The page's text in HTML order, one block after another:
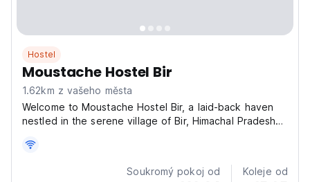
Hostel
Moustache Hostel Bir
1.62km z vašeho města
Welcome to Moustache Hostel Bir, a laid-back haven
nestled in the serene village of Bir, Himachal Pradesh
paragliding site. With earthy, bohemian-inspired
architecture, calming vibes, and thoughtfully...
Soukromý pokoj od Koleje od